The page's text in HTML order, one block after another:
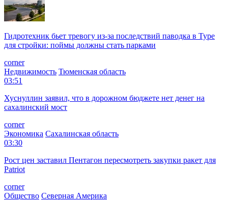
Гидротехник бьет тревогу из-за последствий паводка в Туре
для стройки: поймы должны стать парками
corner
Недвижимость Тюменская область
03:51
Хуснуллин заявил, что в дорожном бюджете нет денег на
сахалинский мост
corner
Экономика Сахалинская область
03:30
Рост цен заставил Пентагон пересмотреть закупки ракет для
Patriot
corner
Общество Северная Америка